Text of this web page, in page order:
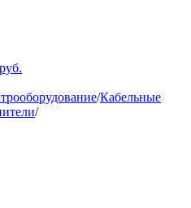
руб.
/Кабельные
/